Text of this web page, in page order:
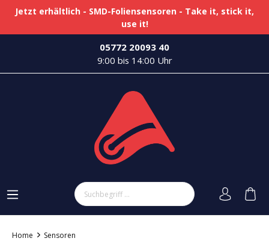
Jetzt erhältlich - SMD-Foliensensoren - Take it, stick it,
use it!
05772 20093 40
9:00 bis 14:00 Uhr
Home Sensoren